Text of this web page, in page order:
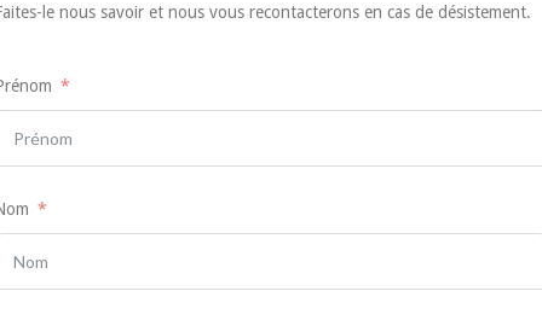
le nous savoir et nous vous recontacterons en cas de désistement.